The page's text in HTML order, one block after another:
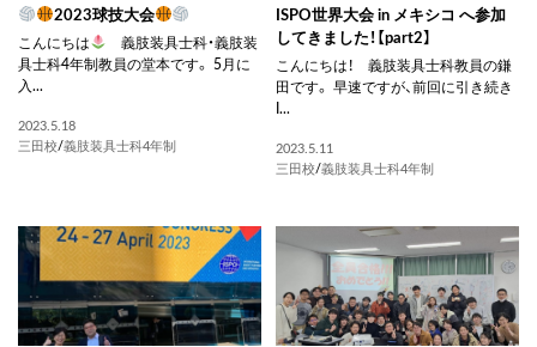
2023球技大会
こんにちは
義肢装具士科・義肢装
具士科4年制教員の堂本です。 5月に
入...
2023.5.18
三田校/義肢装具士科4年制
ISPO世界大会 in メキシコ へ参加
してきました！【part2】
こんにちは！ 義肢装具士科教員の鎌
田です。 早速ですが、前回に引き続き
I...
2023.5.11
三田校/義肢装具士科4年制